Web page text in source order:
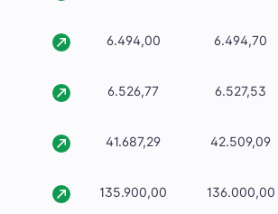
6.494,00 6.494,70
6.526,77 6.527,53
41.687,29 42.509,09
135.900,00 136.000,00